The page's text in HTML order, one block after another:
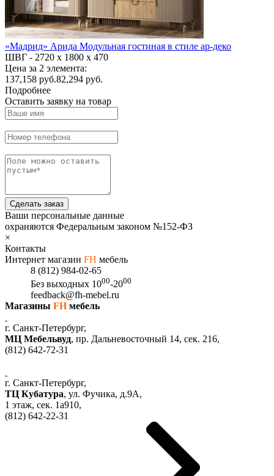
«Мадрид» Арида Модульная гостиная в стиле ар-деко
ШВГ - 2720 х 1800 х 470
Цена за 2 элемента:
137,158 руб.82,294 руб.
Подробнее
Оставить заявку на товар
Сделать заказ
Ваши персональные данные
охраняются Федеральным законом №152-ФЗ
×
Контакты
Интернет магазин FH мебель
8 (812) 984-02-65
Без выходных 1000-2000
feedback@fh-mebel.ru
Магазины FHмебель
г. Санкт-Петербург,
МЦ Мебельвуд, пр. Дальневосточный 14, сек. 216,
(812) 642-72-31
г. Санкт-Петербург,
ТЦ Кубатура, ул. Фучика, д.9А,
1 этаж, сек. 1a910,
(812) 642-22-31